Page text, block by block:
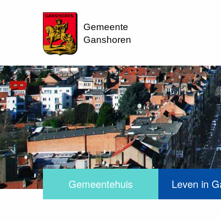
Gemeente
Ganshoren
Gemeentehuis Leven in